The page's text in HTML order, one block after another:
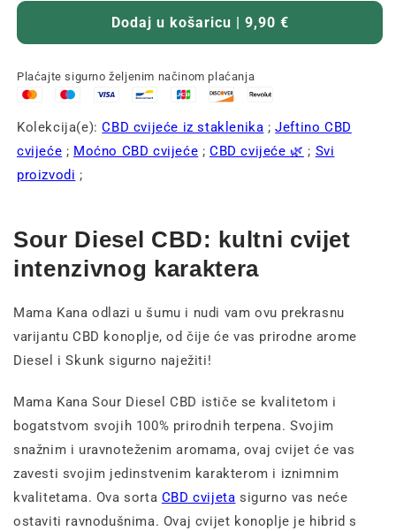
Dodaj u košaricu | 9,90 €
Plaćajte sigurno željenim načinom plaćanja
Kolekcija(e):CBD cvijeće iz staklenika ;Jeftino CBD
cvijeće ; Moćno CBD cvijeće ;CBD cvijeće 🌿 ; Svi
proizvodi ;
Sour Diesel CBD: kultni cvijet
intenzivnog karaktera
Mama Kana odlazi u šumu i nudi vam ovu prekrasnu
varijantu CBD konoplje, od čije će vas prirodne arome
Diesel i Skunk sigurno naježiti!
Mama Kana Sour Diesel CBD ističe se kvalitetom i
bogatstvom svojih 100% prirodnih terpena. Svojim
snažnim i uravnoteženim aromama, ovaj cvijet će vas
zavesti svojim jedinstvenim karakterom i iznimnim
kvalitetama. Ova sorta CBD cvijeta sigurno vas neće
ostaviti ravnodušnima. Ovaj cvijet konoplje je hibrid s